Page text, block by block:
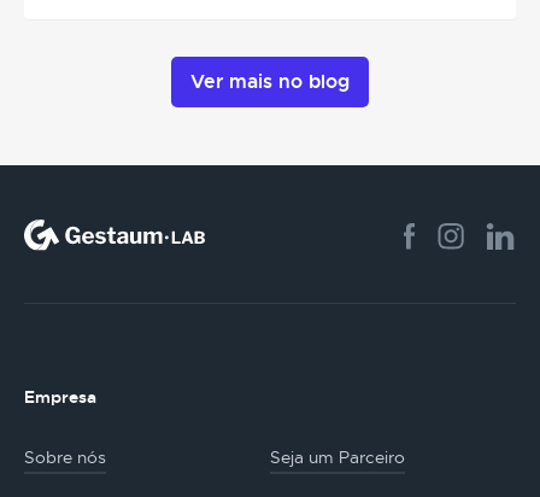
Ver mais no blog
Empresa
Sobre nós Seja um Parceiro